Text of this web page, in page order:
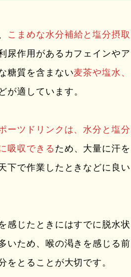
こまめな水分補給と塩分摂取
尿作用があるカフェインやア
糖質を含まない麦茶や塩水、
が適しています。
ーツドリンクは、水分と塩分
吸収できる ため、大量に汗を
下で作業したときなどに良い
感じたときにはすでに脱水状
いため、喉の渇きを感じる前
をとることが大切です。